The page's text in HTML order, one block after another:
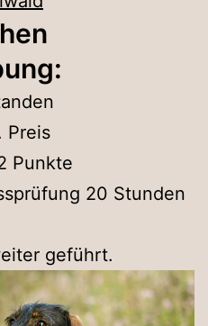
Preis
Punkte
20 Stunden
geführt.